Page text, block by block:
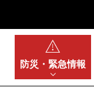
防災・ 緊急情報